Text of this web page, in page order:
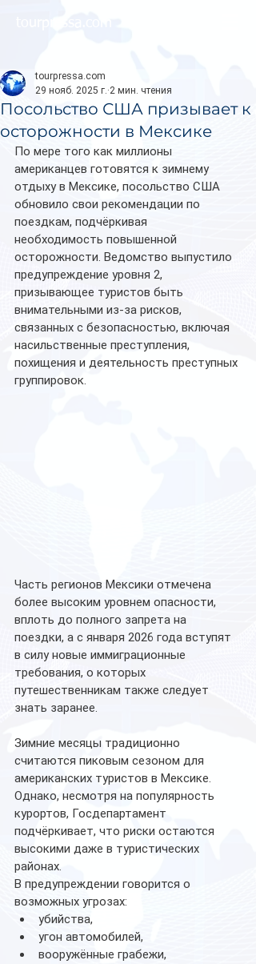
Посольство США призывает к
осторожности в Мексике
tourpressa.com
29 нояб. 2025 г. 2 мин. чтения
По мере того как миллионы
американцев готовятся к зимнему
отдыху в Мексике, посольство США
обновило свои рекомендации по
поездкам, подчёркивая
необходимость повышенной
осторожности. Ведомство выпустило
предупреждение уровня 2,
призывающее туристов быть
внимательными из-за рисков,
связанных с безопасностью, включая
насильственные преступления,
похищения и деятельность преступных
группировок.
Часть регионов Мексики отмечена
более высоким уровнем опасности,
вплоть до полного запрета на
поездки, а с января 2026 года вступят
в силу новые иммиграционные
требования, о которых
путешественникам также следует
знать заранее.
Зимние месяцы традиционно
считаются пиковым сезоном для
американских туристов в Мексике.
Однако, несмотря на популярность
курортов, Госдепартамент
подчёркивает, что риски остаются
высокими даже в туристических
районах.
В предупреждении говорится о
возможных угрозах:
убийства,
угон автомобилей,
вооружённые грабежи,